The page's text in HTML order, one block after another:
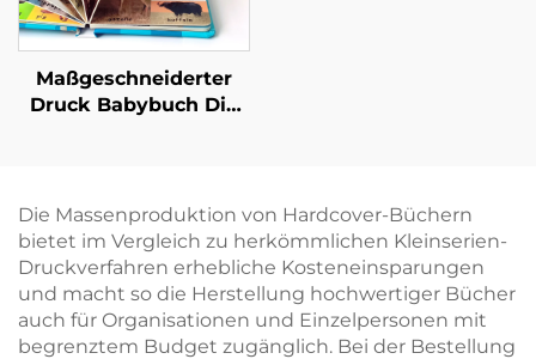
Maßgeschneiderter
Druck Babybuch Die
Hartdeckel
Die Massenproduktion von Hardcover-Büchern
bietet im Vergleich zu herkömmlichen Kleinserien-
Druckverfahren erhebliche Kosteneinsparungen
und macht so die Herstellung hochwertiger Bücher
auch für Organisationen und Einzelpersonen mit
begrenztem Budget zugänglich. Bei der Bestellung